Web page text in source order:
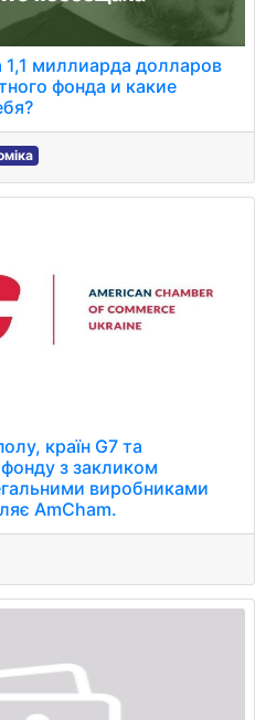
миллиарда долларов
фонда и какие
країн G7 та
з закликом
виробниками
AmCham.